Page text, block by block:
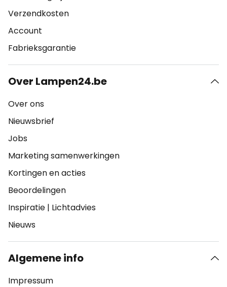
Verzendkosten
Account
Fabrieksgarantie
Over Lampen24.be
Over ons
Nieuwsbrief
Jobs
Marketing samenwerkingen
Kortingen en acties
Beoordelingen
Inspiratie | Lichtadvies
Nieuws
Algemene info
Impressum